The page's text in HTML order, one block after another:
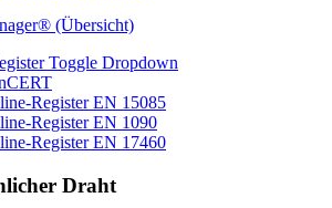
(Übersicht)
Toggle Dropdown
Register EN 15085
Register EN 1090
Register EN 17460
Draht